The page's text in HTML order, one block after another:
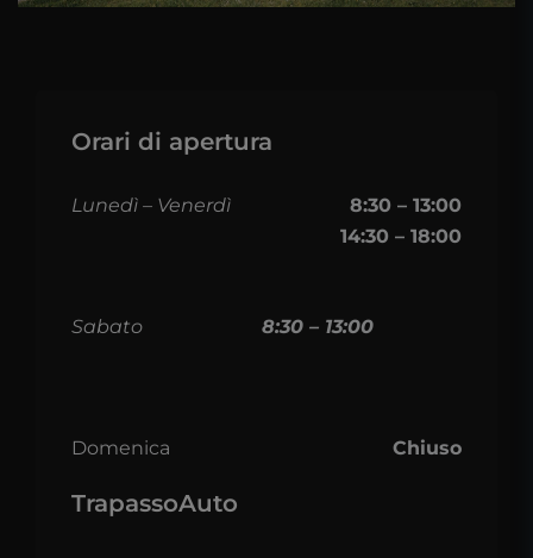
Orari di apertura
Lunedì – Venerdì
8:30 – 13:00
14:30 – 18:00
Sabato 8:30 – 13:00
Domenica Chiuso
TrapassoAuto